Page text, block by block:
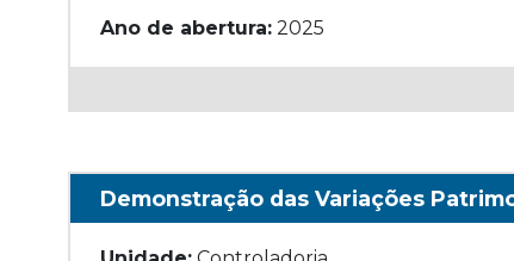
Ano de abertura: 2025
Demonstração das Variações